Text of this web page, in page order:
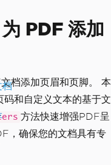
档
PDF 添加
档添加页眉和页脚。 本
和自定义文本的基于文
方法快速增强PDF呈
，确保您的文档具有专